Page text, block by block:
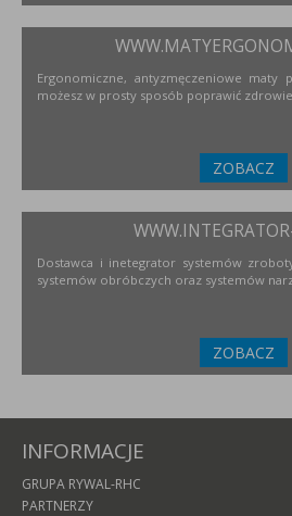
Ergonomiczne, antyzmęczeniowe maty
możesz w prosty sposób poprawić
ZOBACZ
Dostawca i inetegrator systemów
systemów obróbczych oraz systemów
ZOBACZ
INFORMACJE
GRUPA RYWAL-RHC
PARTNERZY